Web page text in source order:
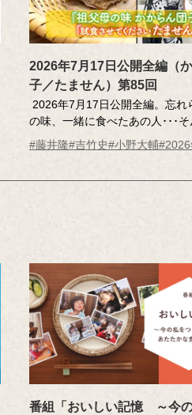
2026年7月17日公開全編（
子／たません）第85回
2026年7月17日公開全編。忘れ
の味、一緒に食べたあの人･･･
しい記憶」のエッセーを読んだ
記憶さん（エッセー作者）とそ
#藤井隆#吉竹史#小野大輔
番組「おいしい記憶 ～今